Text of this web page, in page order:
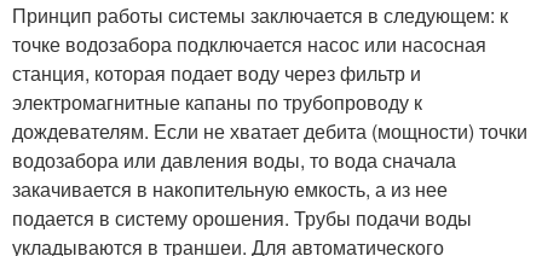
Принцип работы системы заключается в следующем: к
точке водозабора подключается насос или насосная
станция, которая подает воду через фильтр и
электромагнитные капаны по трубопроводу к
дождевателям. Если не хватает дебита (мощности) точки
водозабора или давления воды, то вода сначала
закачивается в накопительную емкость, а из нее
подается в систему орошения. Трубы подачи воды
укладываются в траншеи. Для автоматического